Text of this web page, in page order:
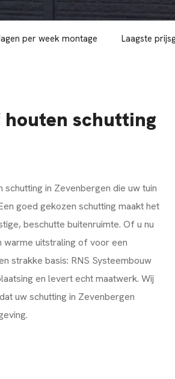
per week montage Laagste
schutting
schutting in Zevenbergen die uw tuin
goed gekozen schutting maakt het
beschutte buitenruimte. Of u nu
warme uitstraling of voor een
strakke basis: RNS Systeembouw
en levert echt maatwerk. Wij
uw schutting in Zevenbergen